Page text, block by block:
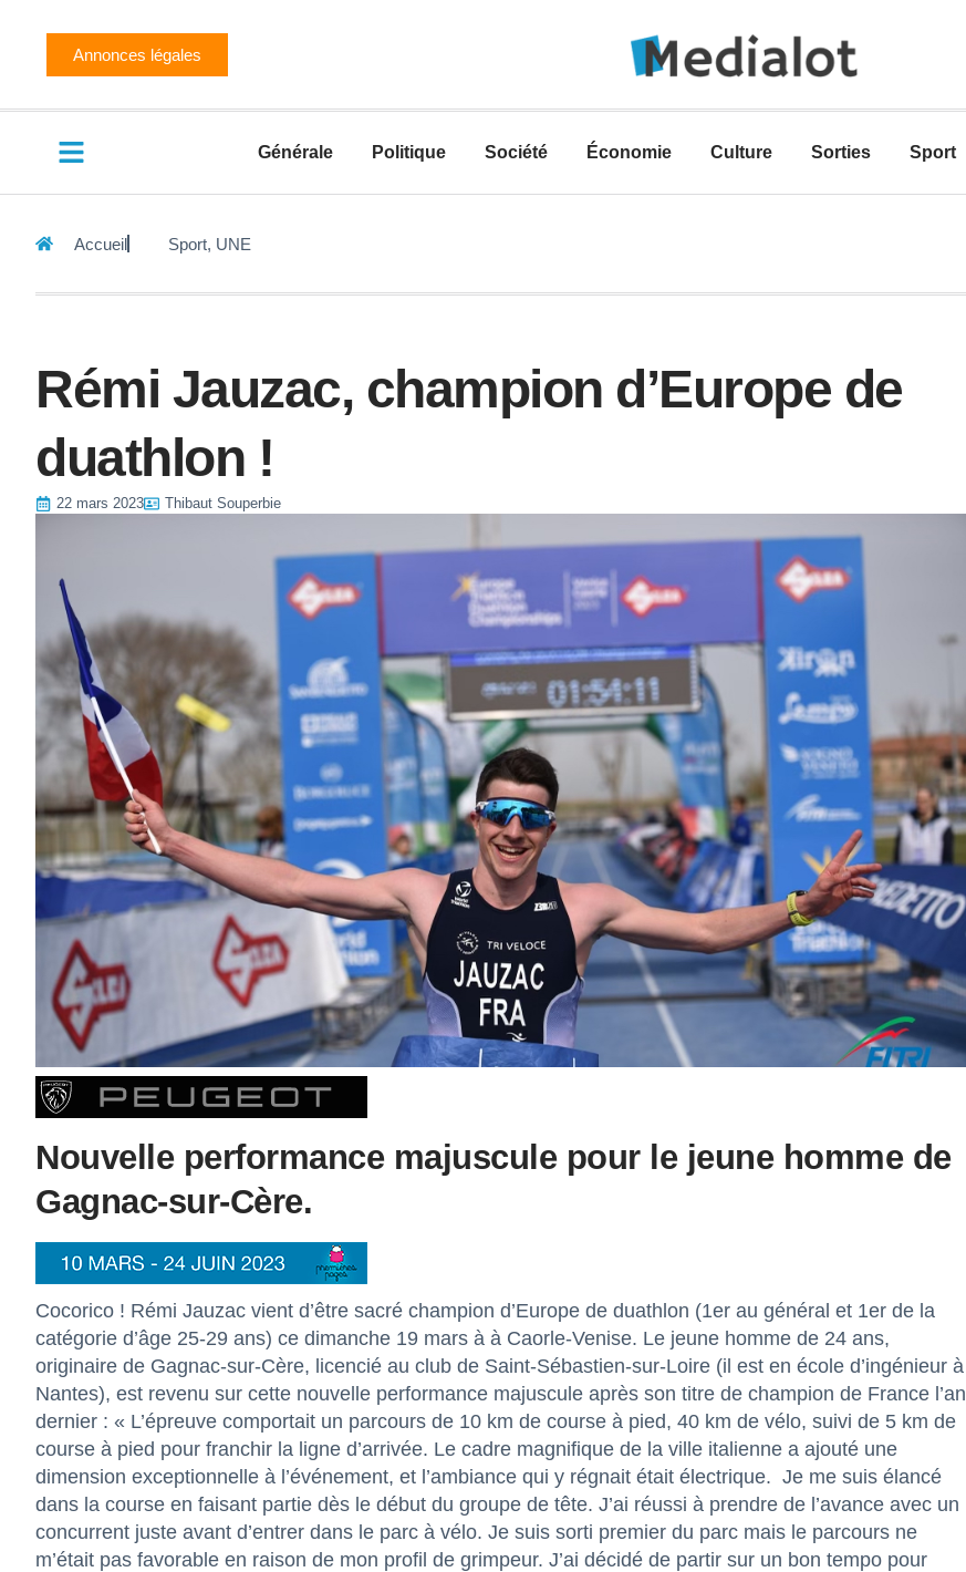
Annonces légales
Générale Politique Société Économie Culture Sorties Sport
Accueil Sport, UNE
Rémi Jauzac, champion d’Europe de
duathlon !
22 mars 2023 Thibaut Souperbie
Nouvelle performance majuscule pour le jeune homme de
Gagnac-sur-Cère.
Cocorico ! Rémi Jauzac vient d’être sacré champion d’Europe de duathlon (1er au général et 1er de la
catégorie d’âge 25-29 ans) ce dimanche 19 mars à à Caorle-Venise. Le jeune homme de 24 ans,
originaire de Gagnac-sur-Cère, licencié au club de Saint-Sébastien-sur-Loire (il est en école d’ingénieur à
Nantes), est revenu sur cette nouvelle performance majuscule après son titre de champion de France l’an
dernier : « L’épreuve comportait un parcours de 10 km de course à pied, 40 km de vélo, suivi de 5 km de
course à pied pour franchir la ligne d’arrivée. Le cadre magnifique de la ville italienne a ajouté une
dimension exceptionnelle à l’événement, et l’ambiance qui y régnait était électrique. Je me suis élancé
dans la course en faisant partie dès le début du groupe de tête. J’ai réussi à prendre de l’avance avec un
concurrent juste avant d’entrer dans le parc à vélo. Je suis sorti premier du parc mais le parcours ne
m’était pas favorable en raison de mon profil de grimpeur. J’ai décidé de partir sur un bon tempo pour